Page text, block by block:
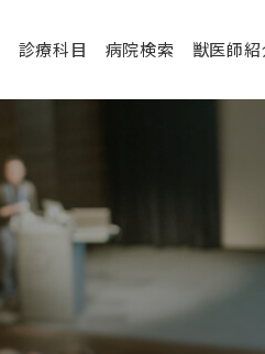
診療科目 病院検索 獣医師